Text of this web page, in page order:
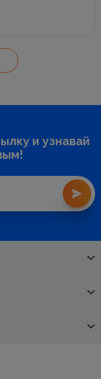
и узнавай